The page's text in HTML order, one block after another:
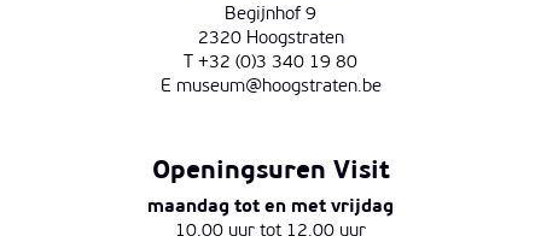
Begijnhof 9
2320 Hoogstraten
T +32 (0)3 340 19 80
E museum@hoogstraten.be
Openingsuren Visit
maandag tot en met vrijdag
10.00 uur tot 12.00 uur